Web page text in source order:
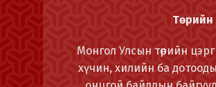
Төрийн
Монгол Улсын төрийн
хүчин, хилийн ба